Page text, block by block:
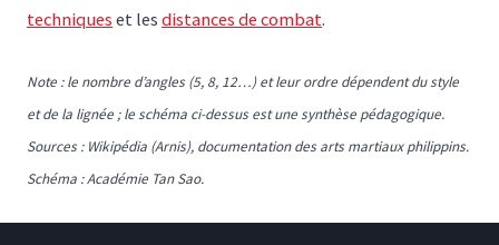
techniqueset lesdistances de combat.
Note : le nombre d’angles (5, 8, 12…) et leur ordre dépendent du style
et de la lignée ; le schéma ci-dessus est une synthèse pédagogique.
Sources : Wikipédia (Arnis), documentation des arts martiaux philippins.
Schéma : Académie Tan Sao.